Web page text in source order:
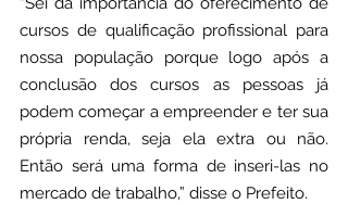
cursos de qualificação profissional para
nossa população porque logo após a
conclusão dos cursos as pessoas já
podem começar a empreender e ter sua
própria renda, seja ela extra ou não.
Então será uma forma de inseri-las no
mercado de trabalho,” disse o Prefeito.